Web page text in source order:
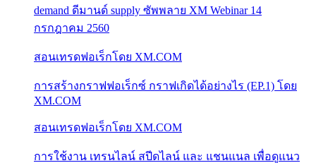
demand ดีมานด์ supply ซัพพลาย XM Webinar 14
กรกฎาคม 2560
สอนเทรดฟอเร็กโดย XM.COM
การสร้างกราฟฟอเร็กซ์ กราฟเกิดได้อย่างไร (EP.1) โดย
XM.COM
สอนเทรดฟอเร็กโดย XM.COM
การใช้งาน เทรนไลน์ สปีดไลน์ และ แชนแนล เพื่อดูแนว